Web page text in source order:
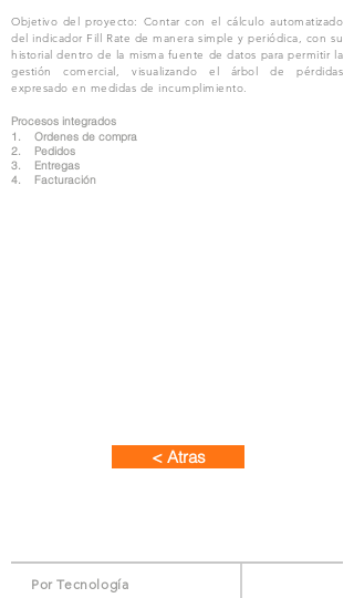
Objetivo del proyecto: Contar con el cálculo automatizado
del indicador Fill Rate de manera simple y periódica, con su
historial dentro de la misma fuente de datos para permitir la
gestión comercial, visualizando el árbol de pérdidas
expresado en medidas de incumplimiento.
Procesos integrados
1. Ordenes de compra
2. Pedidos
3. Entregas
4. Facturación
< Atras
Por Tecnología